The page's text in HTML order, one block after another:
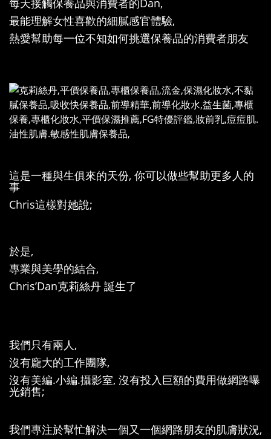
最能理解女性喜歡的細膩感官體驗,
熱愛幫助每一位不知如何挑選保養品的消費者朋友
這是一種與生俱來的天份, 你可以做些幫助更多人的
事
Chris這樣對她說;
於是,
專業與美學的結合,
Chris’Dan克莉絲丹 誕生了
我們只有兩人,
沒有龐大的工作團隊,
沒有美編.小編.攝影室, 沒有投入巨額的費用做網路曝
光銷售;
我們專注於幫忙解決一個又一個網路朋友的肌膚狀況,